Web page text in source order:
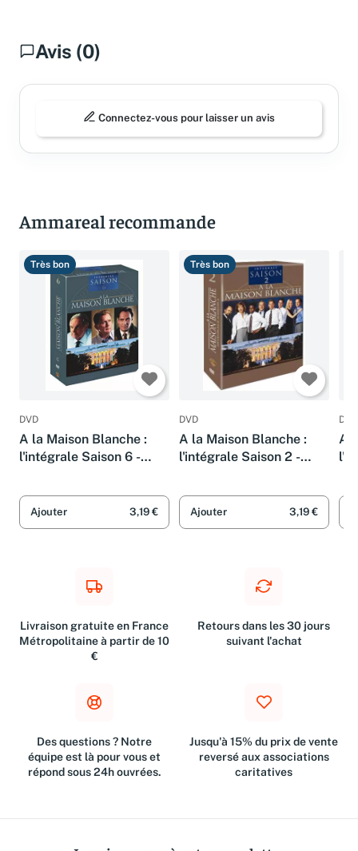
Avis (0)
Connectez-vous pour laisser un avis
Ammareal recommande
Très bon
DVD
A la Maison Blanche :
l'intégrale Saison 6 -
Ajouter 3,19 €
Très bon
DVD
A la Maison Blanche :
l'intégrale Saison 2 -
Ajouter 3,19 €
DVD
A
Livraison gratuite en France
Métropolitaine à partir de 10
€
Retours dans les 30 jours
suivant l'achat
Des questions ? Notre
équipe est là pour vous et
répond sous 24h ouvrées.
Jusqu'à 15% du prix de vente
reversé aux associations
caritatives